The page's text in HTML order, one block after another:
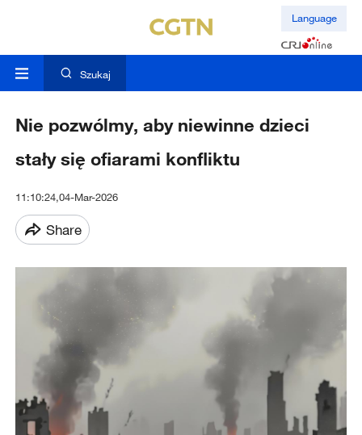
Language
Szukaj
Nie pozwólmy, aby niewinne dzieci
stały się ofiarami konfliktu
11:10:24,04-Mar-2026
Share